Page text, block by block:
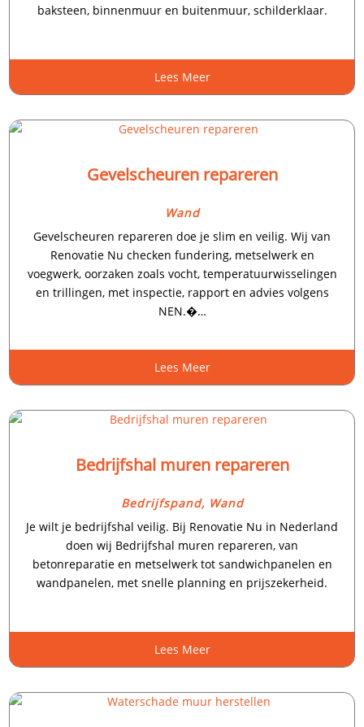
baksteen, binnenmuur en buitenmuur, schilderklaar.​
Lees Meer
Gevelscheuren repareren
Wand
Gevelscheuren repareren doe je slim en veilig.​ Wij van
Renovatie Nu checken fundering, metselwerk en
voegwerk, oorzaken zoals vocht, temperatuurwisselingen
en trillingen, met inspectie, rapport en advies volgens
NEN.�…
Lees Meer
Bedrijfshal muren repareren
Bedrijfspand, Wand
Je wilt je bedrijfshal veilig.​ Bij Renovatie Nu in Nederland
doen wij Bedrijfshal muren repareren, van
betonreparatie en metselwerk tot sandwichpanelen en
wandpanelen, met snelle planning en prijszekerheid.​
Lees Meer